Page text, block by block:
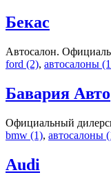
Бекас
Автосалон.
ford (2), автосалоны
Бавария Авто
Официальный
bmw (1), автосалоны
Audi